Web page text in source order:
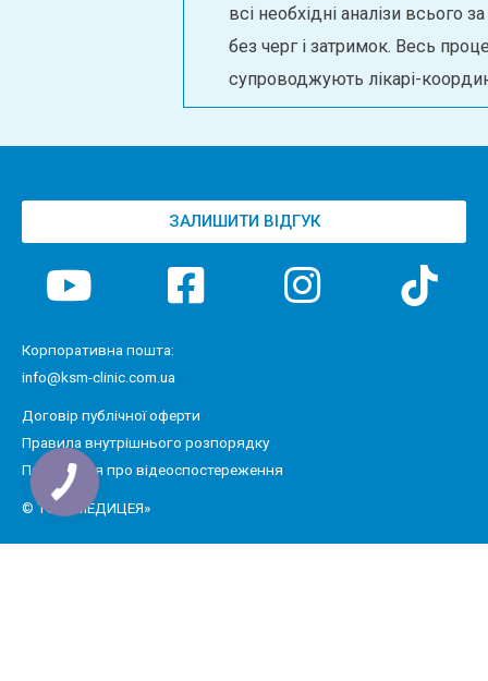
всі необхідні аналізи всього за один день,
без черг і затримок. Весь процес
супроводжують лікарі-координатори.
ЗАЛИШИТИ ВІДГУК
Корпоративна пошта:
info@ksm-clinic.com.ua
Договір публічної оферти
Правила внутрішнього розпорядку
Положення про відеоспостереження
© ТОВ «МЕДИЦЕЯ»